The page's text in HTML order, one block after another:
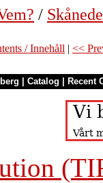
/
/ Innehåll | <<
Catalog Recent